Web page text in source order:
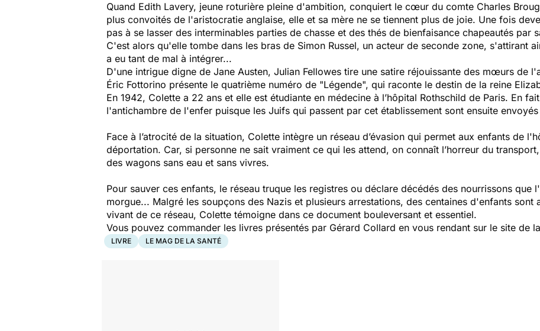
Quand Edith Lavery, jeune roturière pleine d'ambition, conquiert le cœur du comte Charles
plus convoités de l'aristocratie anglaise, elle et sa mère ne se tiennent plus de joie. Une fois
pas à se lasser des interminables parties de chasse et des thés de bienfaisance chapeautés par
C'est alors qu'elle tombe dans les bras de Simon Russel, un acteur de seconde zone, s'attirant
a eu tant de mal à intégrer...
D'une intrigue digne de Jane Austen, Julian Fellowes tire une satire réjouissante des mœurs de
Éric Fottorino présente le quatrième numéro de "Légende", qui raconte le destin de la reine
En 1942, Colette a 22 ans et elle est étudiante en médecine à l’hôpital Rothschild de Paris. En
l'antichambre de l'enfer puisque les Juifs qui passent par cet établissement sont ensuite
Face à l’atrocité de la situation, Colette intègre un réseau d’évasion qui permet aux enfants de
déportation. Car, si personne ne sait vraiment ce qui les attend, on connaît l’horreur du
des wagons sans eau et sans vivres.
Pour sauver ces enfants, le réseau truque les registres ou déclare décédés des nourrissons que
morgue... Malgré les soupçons des Nazis et plusieurs arrestations, des centaines d'enfants sont
vivant de ce réseau, Colette témoigne dans ce document bouleversant et essentiel.
Vous pouvez commander les livres présentés par Gérard Collard en vous rendant sur le site de
LIVRE LE MAG DE LA SANTÉ